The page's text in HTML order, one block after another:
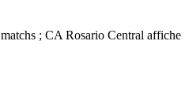
; CA Rosario Central